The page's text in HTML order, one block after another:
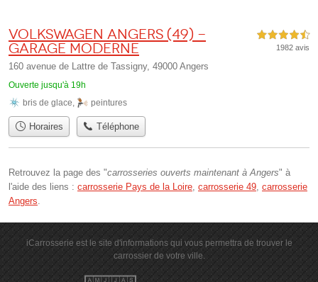
Volkswagen Angers (49) -
Garage Moderne
160 avenue de Lattre de Tassigny, 49000 Angers
Ouverte jusqu'à 19h
4,5 étoiles sur 5
1982 avis
bris de glace, peintures
Horaires Téléphone
Retrouvez la page des "carrosseries ouverts maintenant à Angers" à
l'aide des liens : carrosserie Pays de la Loire carrosserie 49 carrosserie
Angers
iCarrosserie est le site d'informations qui vous permettra de trouver le
carrossier de votre ville.